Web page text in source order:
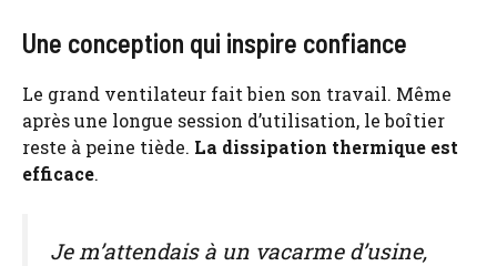
Une conception qui inspire confiance
Le grand ventilateur fait bien son travail. Même
après une longue session d’utilisation, le boîtier
reste à peine tiède. La dissipation thermique est
efficace.
Je m’attendais à un vacarme d’usine,